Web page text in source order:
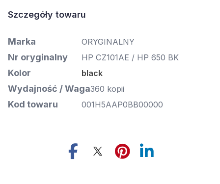
Szczegóły towaru
Marka ORYGINALNY
Nr oryginalny HP CZ101AE / HP 650 BK
Kolor black
Wydajność / Waga360 kopii
Kod towaru 001H5AAP0BB00000